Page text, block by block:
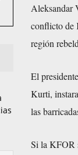
Aleksandar
conflicto de
región
El
Kurti,
las
Si la KFOR